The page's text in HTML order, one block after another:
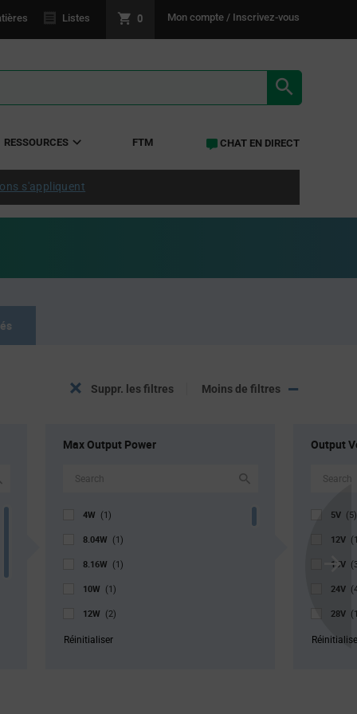
Listes 0 Mon compte / Inscrivez-vous
RESSOURCES FTM CHAT EN DIRECT
s'appliquent
Suppr. les filtres Moins de filtres
Max Output Power
4W (1)
8.04W (1)
8.16W (1)
10W (1)
12W (2)
15W(2)
Réinitialiser
Output
5V (5)
12V
15V
24V
28V
36V
Next